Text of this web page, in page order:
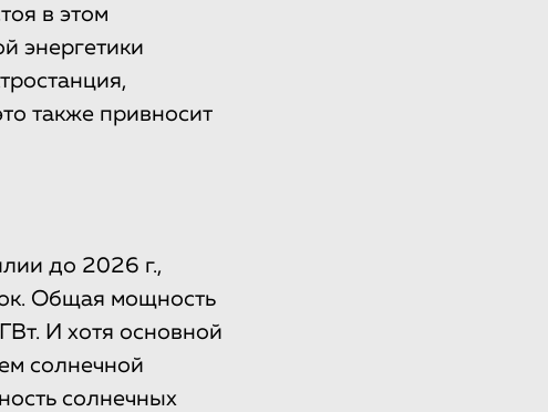
в этом
энергетики
также привносит
до 2026 г.,
Общая мощность
И хотя основной
солнечной
солнечных